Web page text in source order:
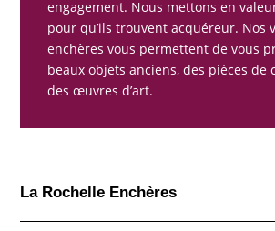
engagement. Nous mettons en
pour qu’ils trouvent acquéreur. Nos
enchères vous permettent de vous
beaux objets anciens, des pièces de
des œuvres d’art.
La Rochelle Enchères